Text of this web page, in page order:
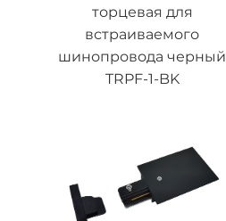
торцевая для
встраиваемого
шинопровода черный
TRPF-1-BK